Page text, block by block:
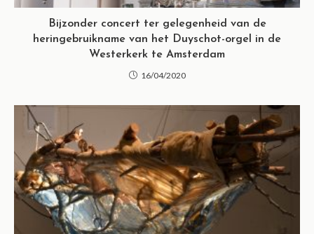
Bijzonder concert ter gelegenheid van de
heringebruikname van het Duyschot-orgel in de
Westerkerk te Amsterdam
16/04/2020